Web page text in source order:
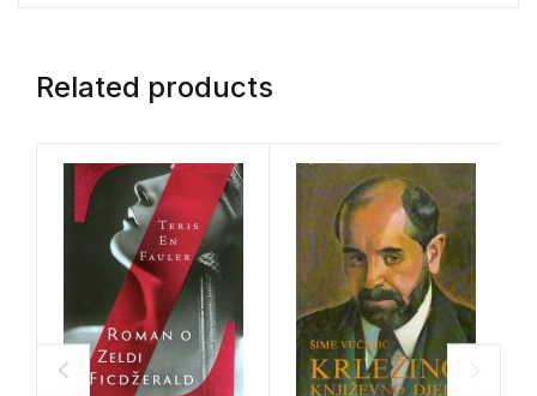
Related products